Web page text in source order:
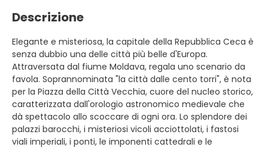
Descrizione
Elegante e misteriosa, la capitale della Repubblica Ceca è
senza dubbio una delle città più belle d'Europa.
Attraversata dal fiume Moldava, regala uno scenario da
favola. Soprannominata "la città dalle cento torri", è nota
per la Piazza della Città Vecchia, cuore del nucleo storico,
caratterizzata dall'orologio astronomico medievale che
dà spettacolo allo scoccare di ogni ora. Lo splendore dei
palazzi barocchi, i misteriosi vicoli acciottolati, i fastosi
viali imperiali, i ponti, le imponenti cattedrali e le